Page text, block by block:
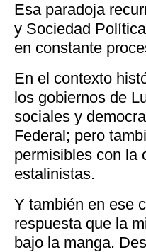
Esa paradoja
y Sociedad
en constante
En el contexto
los gobiernos de
sociales y
Federal; pero
permisibles con la
estalinistas.
Y también en ese
respuesta que la
bajo la manga.